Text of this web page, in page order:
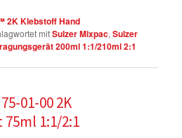
2K Klebstoff Hand
mitSulzer Mixpac,Sulzer
200ml 1:1/210ml 2:1
01-00 2K
1:1/2:1